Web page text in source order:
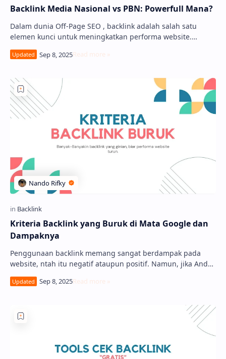
Backlink Media Nasional vs PBN: Powerfull Mana?
Dalam dunia Off-Page SEO , backlink adalah salah satu
elemen kunci untuk meningkatkan performa website.
Kriteria Backlink yang Buruk di Mata Google dan
Dampaknya
Penggunaan backlink memang sangat berdampak pada
website, ntah itu negatif ataupun positif. Namun, jika Anda